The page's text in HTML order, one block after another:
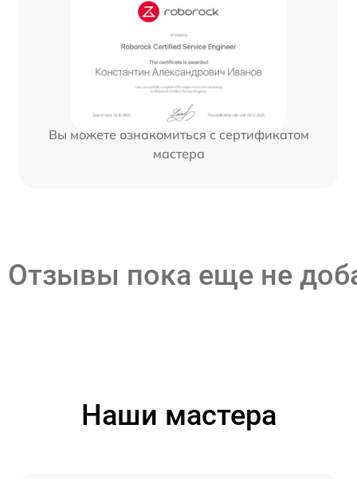
Вы можете ознакомиться с сертификатом
мастера
Отзывы пока еще не
Наши мастера